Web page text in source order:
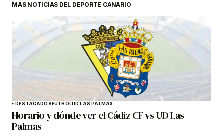
MÁS NOTICIAS DEL DEPORTE CANARIO
DESTACADOSFÚTBOLUD LAS PALMAS
Horario y dónde ver el Cádiz CF vs UD Las
Palmas